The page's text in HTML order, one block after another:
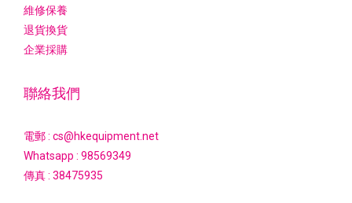
維修保養
退貨換貨
企業採購
聯絡我們
電郵 : cs@hkequipment.net
Whatsapp : 98569349
傳真 : 38475935